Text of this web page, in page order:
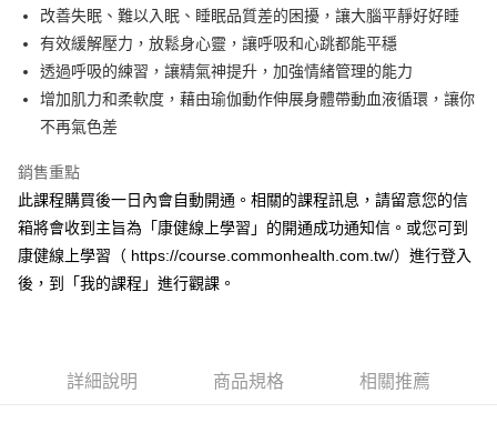
街口支付
悠遊付
ATM付款
數位商品免運
免運費
數位商品離島免運
免運費
改善失眠、難以入眠、睡眠品質差的困擾，讓大腦平靜好好睡
有效緩解壓力，放鬆身心靈，讓呼吸和心跳都能平穩
透過呼吸的練習，讓精氣神提升，加強情緒管理的能力
增加肌力和柔軟度，藉由瑜伽動作伸展身體帶動血液循環，讓你
不再氣色差
銷售重點
此課程購買後一日內會自動開通。相關的課程訊息，請留意您的信
箱將會收到主旨為「康健線上學習」的開通成功通知信。或您可到
康健線上學習（ https://course.commonhealth.com.tw/）進行登入
後，到「我的課程」進行觀課。
詳細說明 商品規格 相關推薦